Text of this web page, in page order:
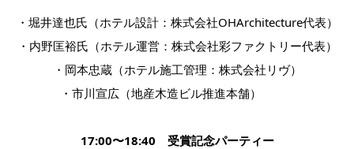
・堀井達也氏（ホテル設計：株式会社OHArchitecture代表）
・内野匡裕氏（ホテル運営：株式会社彩ファクトリー代表）
・岡本忠蔵（ホテル施工管理：株式会社リヴ）
・市川宣広（地産木造ビル推進本舗）
17:00〜18:40 受賞記念パーティー